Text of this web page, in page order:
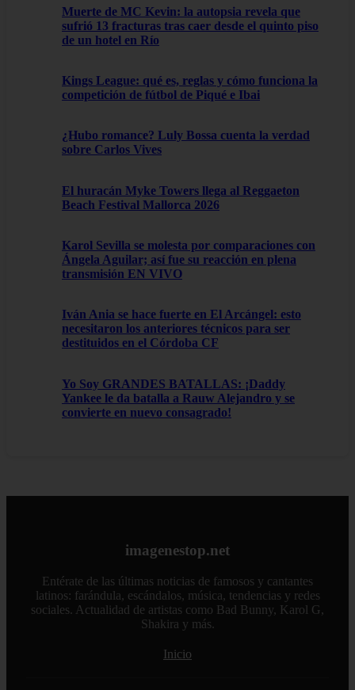
Muerte de MC Kevin: la autopsia revela que
sufrió 13 fracturas tras caer desde el quinto piso
de un hotel en Río
Kings League: qué es, reglas y cómo funciona la
competición de fútbol de Piqué e Ibai
¿Hubo romance? Luly Bossa cuenta la verdad
sobre Carlos Vives
El huracán Myke Towers llega al Reggaeton
Beach Festival Mallorca 2026
Karol Sevilla se molesta por comparaciones con
Ángela Aguilar; así fue su reacción en plena
transmisión EN VIVO
Iván Ania se hace fuerte en El Arcángel: esto
necesitaron los anteriores técnicos para ser
destituidos en el Córdoba CF
Yo Soy GRANDES BATALLAS: ¡Daddy
Yankee le da batalla a Rauw Alejandro y se
convierte en nuevo consagrado!
imagenestop.net
Entérate de las últimas noticias de famosos y cantantes
latinos: farándula, escándalos, música, tendencias y redes
sociales. Actualidad de artistas como Bad Bunny, Karol G,
Shakira y más.
Inicio